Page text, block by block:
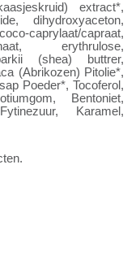
extract*,
dihydroxyaceton,
capraat,
erythrulose,
(shea) buttrer,
(Abrikozen) Pitolie*,
Poeder*, Tocoferol,
Bentoniet,
Karamel,